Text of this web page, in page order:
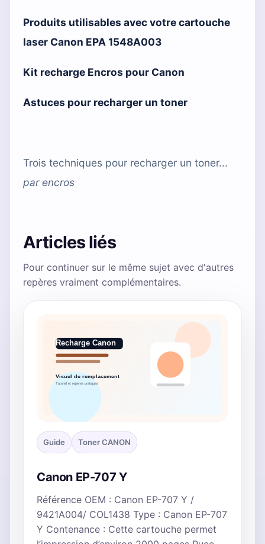
Produits utilisables avec votre cartouche
laser Canon EPA 1548A003
Kit recharge Encros pour Canon
Astuces pour recharger un toner
Trois techniques pour recharger un toner...
parencros
Articles liés
Pour continuer sur le même sujet avec d'autres
repères vraiment complémentaires.
Guide Toner CANON
Canon EP-707 Y
Référence OEM : Canon EP-707 Y /
9421A004/ COL1438 Type : Canon EP-707
Y Contenance : Cette cartouche permet